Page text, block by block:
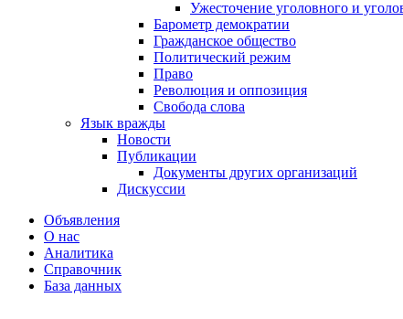
Ужесточение уголовного и
Барометр демократии
Гражданское общество
Политический режим
Право
Революция и оппозиция
Свобода слова
Язык вражды
Новости
Публикации
Документы других организаций
Дискуссии
Объявления
О нас
Аналитика
Справочник
База данных